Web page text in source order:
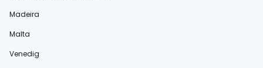
Madeira
Malta
Venedig